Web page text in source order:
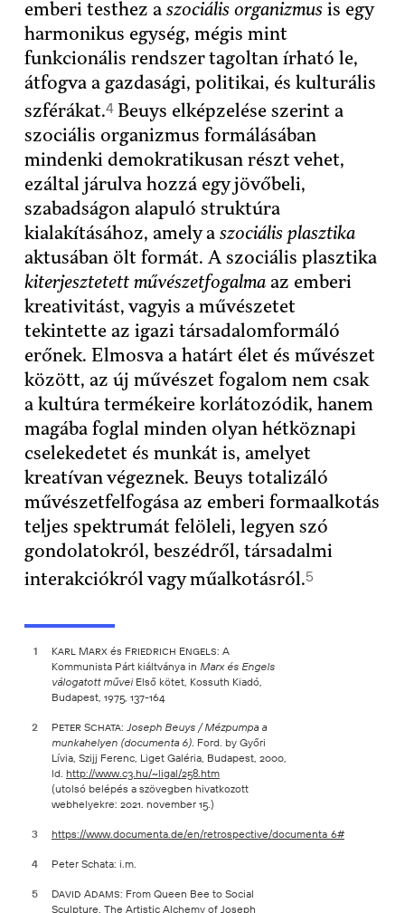
emberi testhez aszociális organizmusis egy
harmonikus egység, mégis mint
funkcionális rendszer tagoltan írható le,
átfogva a gazdasági, politikai, és kulturális
szférákat.4Beuys elképzelése szerint a
szociális organizmus formálásában
mindenki demokratikusan részt vehet,
ezáltal járulva hozzá egy jövőbeli,
szabadságon alapuló struktúra
kialakításához, amely aszociális plasztika
aktusában ölt formát. A szociális plasztika
kiterjesztetett művészetfogalmaaz emberi
kreativitást, vagyis a művészetet
tekintette az igazi társadalomformáló
erőnek. Elmosva a határt élet és művészet
között, az új művészet fogalom nem csak
a kultúra termékeire korlátozódik, hanem
magába foglal minden olyan hétköznapi
cselekedetet és munkát is, amelyet
kreatívan végeznek. Beuys totalizáló
művészetfelfogása az emberi formaalkotás
teljes spektrumát felöleli, legyen szó
gondolatokról, beszédről, társadalmi
interakciókról vagy műalkotásról.5
1 Karl Marxés Friedrich Engels: A
Kommunista Párt kiáltványa in Marx és Engels
válogatott műveiElső kötet, Kossuth Kiadó,
Budapest, 1975, 137-164
2 Peter Schata: Joseph Beuys / Mézpumpa a
munkahelyen (documenta 6). Ford. by Győri
Lívia, Szijj Ferenc, Liget Galéria, Budapest, 2000,
ld. http://www.c3.hu/~ligal/258.htm
(utolsó belépés a szövegben hivatkozott
webhelyekre: 2021. november 15.)
3 https://www.documenta.de/en/retrospective/documenta_6#
4 Peter Schata: i.m.
5 David Adams: From Queen Bee to Social
Sculpture. The Artistic Alchemy of Joseph